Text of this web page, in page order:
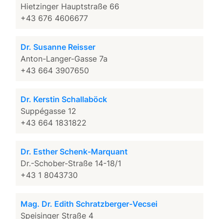
Hietzinger Hauptstraße 66
+43 676 4606677
Dr. Susanne Reisser
Anton-Langer-Gasse 7a
+43 664 3907650
Dr. Kerstin Schallaböck
Suppégasse 12
+43 664 1831822
Dr. Esther Schenk-Marquant
Dr.-Schober-Straße 14-18/1
+43 1 8043730
Mag. Dr. Edith Schratzberger-Vecsei
Speisinger Straße 4